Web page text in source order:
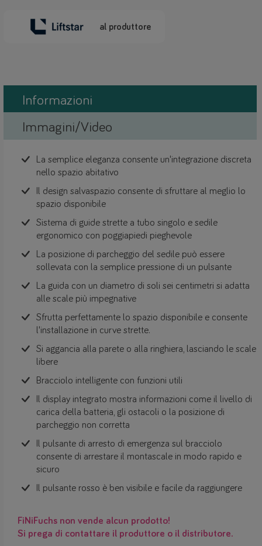
al produttore
Informazioni
Immagini/Video
La semplice eleganza consente un'integrazione discreta
nello spazio abitativo
Il design salvaspazio consente di sfruttare al meglio lo
spazio disponibile
Sistema di guide strette a tubo singolo e sedile
ergonomico con poggiapiedi pieghevole
La posizione di parcheggio del sedile può essere
sollevata con la semplice pressione di un pulsante
La guida con un diametro di soli sei centimetri si adatta
alle scale più impegnative
Sfrutta perfettamente lo spazio disponibile e consente
l'installazione in curve strette.
Si aggancia alla parete o alla ringhiera, lasciando le scale
libere
Bracciolo intelligente con funzioni utili
Il display integrato mostra informazioni come il livello di
carica della batteria, gli ostacoli o la posizione di
parcheggio non corretta
Il pulsante di arresto di emergenza sul bracciolo
consente di arrestare il montascale in modo rapido e
sicuro
Il pulsante rosso è ben visibile e facile da raggiungere
FiNiFuchs non vende alcun prodotto!
Si prega di contattare il produttore o il distributore.